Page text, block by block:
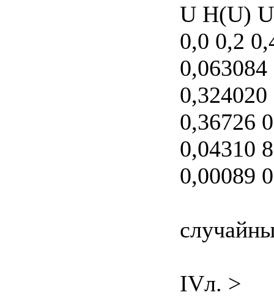
U H(U)
0,0 0,2
0,36726
0,04310
0,00089
IVл. >